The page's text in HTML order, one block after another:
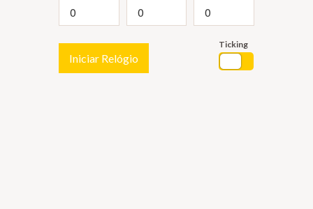
Iniciar Relógio
Ticking